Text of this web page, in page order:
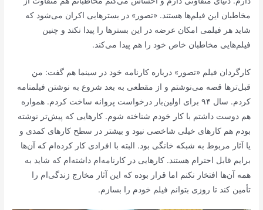
مخاطبان این فیلم‌ها هستند. «تصور» در بسترهایی اکران می‌شود که
شاید هر فیلمی امکان عرضه در این بسترها را پیدا نکند و چنین
فیلم‌هایی مخاطبان خاص خود را هم پیدا می‌کند.
کارگردان فیلم «تصور» درباره کارنامه خود در سینما هم گفت: من
قبل‌ترها قصه می‌نوشتم و از مقطعی به بعد شروع به نوشتن فیلمنامه
کردم. سال ۹۴ برای اولین‌بار درخواست پروانه ساخت کردم. همواره
هم دوست داشتم با کار خودم شناخته شوم. کارهایی که پیش‌تر نوشته
بودم هم کارهای خیلی شاخصی نبود و بیشتر در سطح کارهای کمدی و
یا آثار مربوط به شبکه خانگی بود. البته با افرادی کار کرده‌ام که آن‌ها
برایم قابل احترام هستند. کارهایی در کارنامه‌ام داشته‌ام که شاید به
همه آن‌ها افتخار نکنم اما قرار بوده که این آثار مخارج زندگی‌ام را
تأمین کند تا روزی بتوانم فیلم خودم را بسازم.